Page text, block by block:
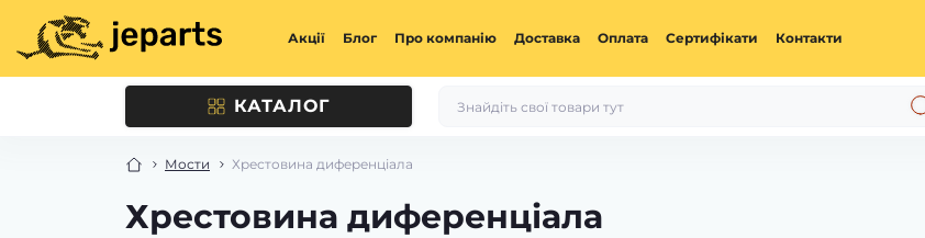
Акції Блог Про компанію Доставка Оплата Сертифікати Контакти
КАТАЛОГ
Мости Хрестовина диференціала
Хрестовина диференціала